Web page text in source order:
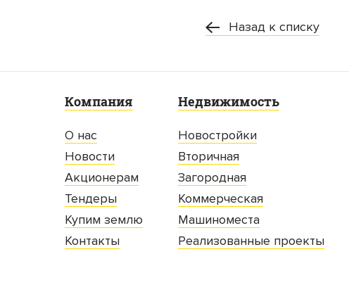
Назад к списку
Компания
О нас
Новости
Акционерам
Тендеры
Купим землю
Контакты
Недвижимость
Новостройки
Вторичная
Загородная
Коммерческая
Машиноместа
Реализованные проекты